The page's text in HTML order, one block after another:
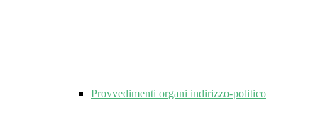
Provvedimenti organi indirizzo-politico